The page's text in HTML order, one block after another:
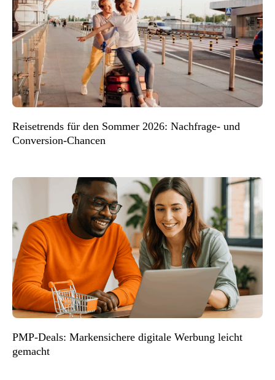
Reisetrends für den Sommer 2026: Nachfrage- und
Conversion-Chancen
PMP-Deals: Markensichere digitale Werbung leicht
gemacht